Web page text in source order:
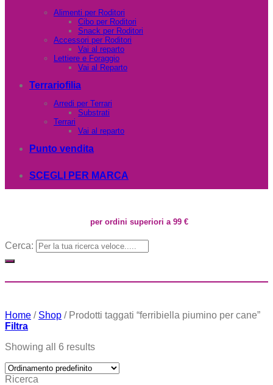
Alimenti per Roditori
Cibo per Roditori
Snack per Roditori
Accessori per Roditori
Vai al reparto
Lettiere e Foraggio
Vai al Reparto
Terrariofilia
Arredi per Terrari
Substrati
Terrari
Vai al reparto
Punto vendita
SCEGLI PER MARCA
per ordini superiori a 99 €
Cerca:
Home / Shop /Prodotti taggati “ferribiella piumino per cane”
Filtra
Showing all 6 results
Ricerca